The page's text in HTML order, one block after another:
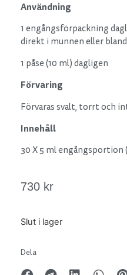
Användning
1 engångsförpackning
direkt i munnen eller
1 påse (10 ml) dagligen
Förvaring
Förvaras svalt, torrt och
Innehåll
30 X 5 ml
730 kr
Slut i lager
Dela